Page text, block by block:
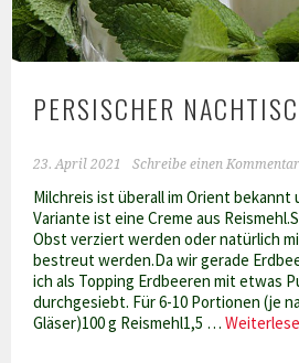
PERSISCHER
23. April 2021 Schreibe einen Kommentar
Milchreis ist überall im Orient bekannt
Variante ist eine Creme aus
Obst verziert werden oder natürlich
bestreut werden.Da wir gerade
ich als Topping Erdbeeren mit etwas
durchgesiebt. Für 6-10 Portionen (je
Gläser)100 g Reismehl1,5 …